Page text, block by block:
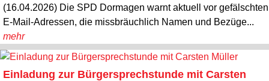
(16.04.2026) Die SPD Dormagen warnt aktuell vor gefälschten
E-Mail-Adressen, die missbräuchlich Namen und Bezüge...
mehr
Einladung zur Bürgersprechstunde mit Carsten